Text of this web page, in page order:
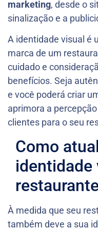
marketing, desde o
sinalização e a
A identidade visual é
marca de um
cuidado e
benefícios. Seja
e você poderá criar
aprimora a
clientes para o seu
Como
identidade
À medida que seu
também deve a sua